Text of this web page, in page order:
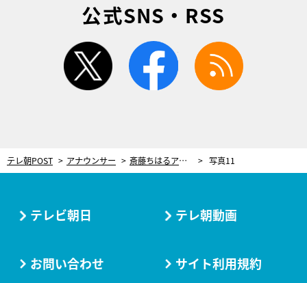
公式SNS・RSS
twitter facebook
テレ朝POST アナウンサー 斎藤ちはるアナ、スタジオで『シンクロニシティ』踊る！山本雪乃アナ「かっこよかった〜」 写真11
テレビ朝日 テレ朝動画
お問い合わせ サイト利用規約